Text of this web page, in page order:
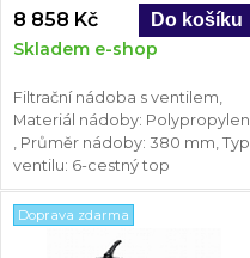
8 858 Kč
Skladem e-shop
Filtrační nádoba s ventilem,
Materiál nádoby: Polypropylen
, Průměr nádoby: 380 mm, Typ
ventilu: 6-cestný top
Doprava zdarma